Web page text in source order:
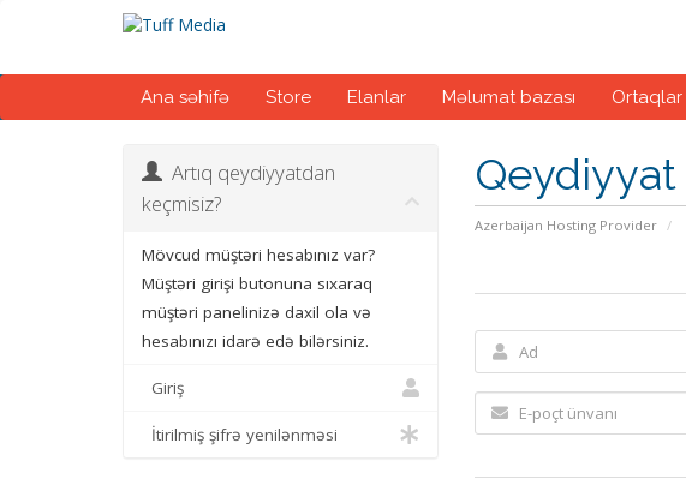
Ana səhifə Store Elanlar Məlumat bazası Ortaqlar
Qeydiyyat
Azerbaijan Hosting Provider
Artıq qeydiyyatdan
keçmisiz?
Mövcud müştəri hesabınız var?
Müştəri girişi butonuna sıxaraq
müştəri panelinizə daxil ola və
hesabınızı idarə edə bilərsiniz.
Giriş
İtirilmiş şifrə yenilənməsi